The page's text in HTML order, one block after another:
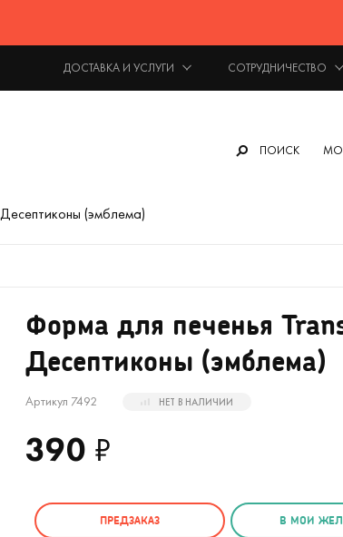
ДОСТАВКА И УСЛУГИ СОТРУДНИЧЕСТВО
ПОИСК
(эмблема)
Форма для печенья
Десептиконы (эмблема)
Артикул 7492 НЕТ В НАЛИЧИИ
390 ₽
ПРЕДЗАКАЗ В МОИ